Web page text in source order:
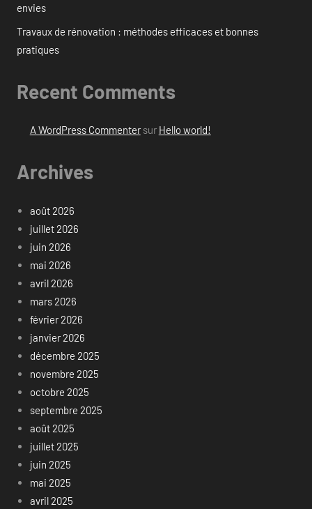
envies
Travaux de rénovation : méthodes efficaces et bonnes
pratiques
Recent Comments
A WordPress Commentersur Hello world!
Archives
août 2026
juillet 2026
juin 2026
mai 2026
avril 2026
mars 2026
février 2026
janvier 2026
décembre 2025
novembre 2025
octobre 2025
septembre 2025
août 2025
juillet 2025
juin 2025
mai 2025
avril 2025